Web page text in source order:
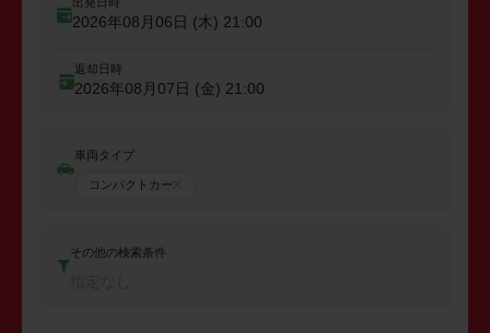
2026年08月06日 (木) 21:00
返却日時
2026年08月07日 (金) 21:00
車両タイプ
コンパクトカー
その他の検索条件